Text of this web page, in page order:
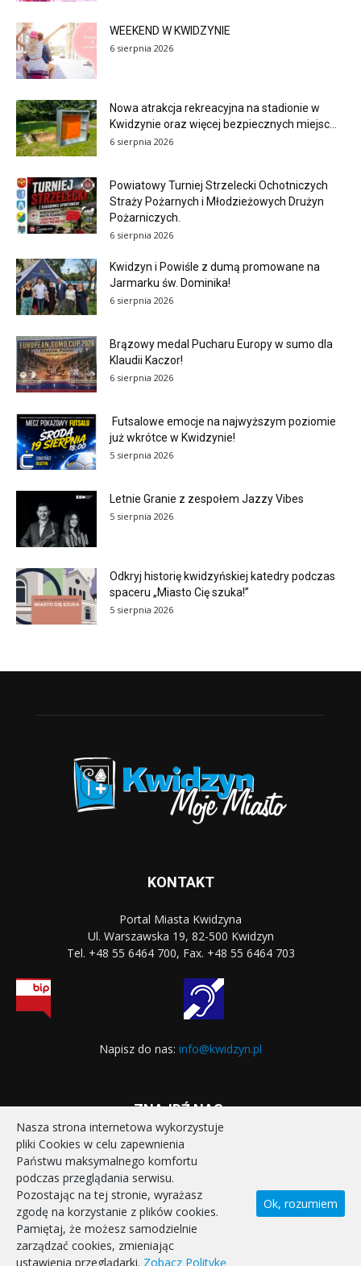
WEEKEND W KWIDZYNIE
6 sierpnia 2026
Nowa atrakcja rekreacyjna na stadionie w
Kwidzynie oraz więcej bezpiecznych miejsc...
6 sierpnia 2026
Powiatowy Turniej Strzelecki Ochotniczych
Straży Pożarnych i Młodzieżowych Drużyn
Pożarniczych.
6 sierpnia 2026
Kwidzyn i Powiśle z dumą promowane na
Jarmarku św. Dominika!
6 sierpnia 2026
Brązowy medal Pucharu Europy w sumo dla
Klaudii Kaczor!
6 sierpnia 2026
Futsalowe emocje na najwyższym poziomie
już wkrótce w Kwidzynie!
5 sierpnia 2026
Letnie Granie z zespołem Jazzy Vibes
5 sierpnia 2026
Odkryj historię kwidzyńskiej katedry podczas
spaceru „Miasto Cię szuka!”
5 sierpnia 2026
KONTAKT
Portal Miasta Kwidzyna
Ul. Warszawska 19, 82-500 Kwidzyn
Tel. +48 55 6464 700, Fax. +48 55 6464 703
Napisz do nas: info@kwidzyn.pl
ZNAJDŹ NAS:
STRONA GŁÓWNA
REALIZOWANE PROJEKTY
POLITYKA PRYWATNOŚCI
DEKLARACJA DOSTĘPNOŚCI
KONTAKT
Nasza strona internetowa wykorzystuje
pliki Cookies w celu zapewnienia
Państwu maksymalnego komfortu
podczas przeglądania serwisu.
Pozostając na tej stronie, wyrażasz
zgodę na korzystanie z plików cookies.
Pamiętaj, że możesz samodzielnie
zarządzać cookies, zmieniając
ustawienia przeglądarki. Zobacz Politykę
Ok, rozumiem